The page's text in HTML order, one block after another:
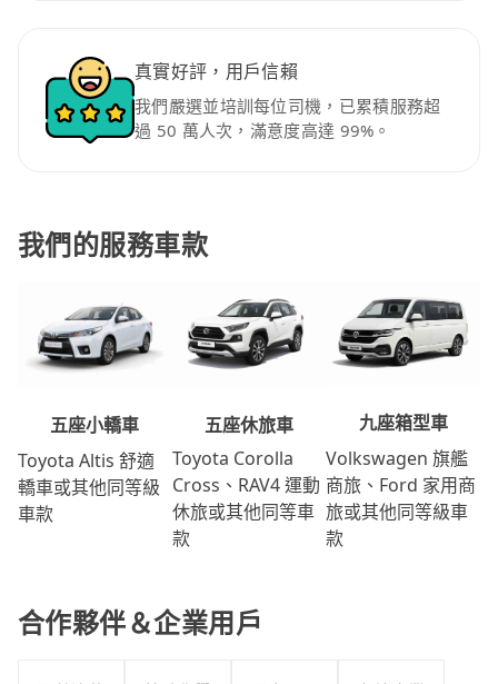
真實好評，用戶信賴
我們嚴選並培訓每位司機，已累積服務超
過 50 萬人次，滿意度高達 99%。
我們的服務車款
五座小轎車
Toyota Altis 舒適
轎車或其他同等級
車款
五座休旅車
Toyota Corolla
Cross、RAV4 運動
休旅或其他同等車
款
九座箱型車
Volkswagen 旗艦
商旅、Ford 家用商
旅或其他同等級車
款
合作夥伴＆企業用戶